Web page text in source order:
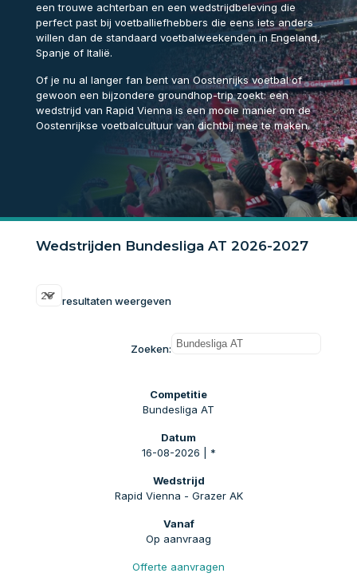
een trouwe achterban en een wedstrijdbeleving die
perfect past bij voetballiefhebbers die eens iets anders
willen dan de standaard voetbalweekenden in Engeland,
Spanje of Italië.
Of je nu al langer fan bent van Oostenrijks voetbal of
gewoon een bijzondere groundhop-trip zoekt: een
wedstrijd van Rapid Vienna is een mooie manier om de
Oostenrijkse voetbalcultuur van dichtbij mee te maken.
Wedstrijden Bundesliga AT 2026-2027
resultaten weergeven
Zoeken:
Bundesliga AT
16-08-2026 | *
Rapid Vienna - Grazer AK
Op aanvraag
Offerte aanvragen